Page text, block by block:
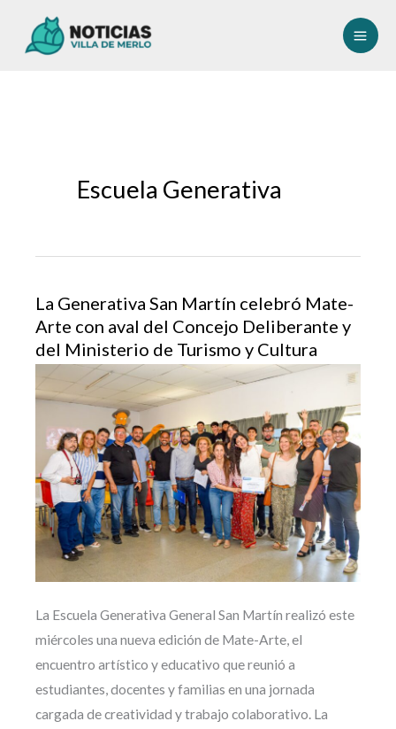
Escuela Generativa
La Generativa San Martín celebró Mate-
Arte con aval del Concejo Deliberante y
del Ministerio de Turismo y Cultura
La Escuela Generativa General San Martín realizó este
miércoles una nueva edición de Mate-Arte, el
encuentro artístico y educativo que reunió a
estudiantes, docentes y familias en una jornada
cargada de creatividad y trabajo colaborativo. La